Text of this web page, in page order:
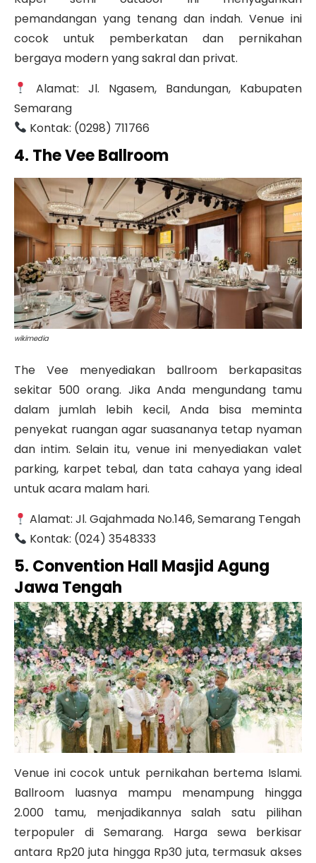
pemandangan yang tenang dan indah.Venue ini
cocok untuk pemberkatan dan pernikahan
bergaya modern yang sakral dan privat.
Alamat: Jl. Ngasem, Bandungan, Kabupaten
Semarang
Kontak: (0298) 711766
4. The Vee Ballroom
wikimedia
The Vee menyediakan ballroom berkapasitas
sekitar 500 orang. Jika Anda mengundang tamu
dalam jumlah lebih kecil, Anda bisa meminta
penyekat ruangan agar suasananya tetap nyaman
dan intim.Selain itu, venue ini menyediakan valet
parking, karpet tebal, dan tata cahaya yang ideal
untuk acara malam hari.
Alamat: Jl. Gajahmada No.146, Semarang Tengah
Kontak: (024) 3548333
5. Convention Hall Masjid Agung
Jawa Tengah
Venue ini cocok untuk pernikahan bertema Islami.
Ballroom luasnya mampu menampung hingga
2.000 tamu, menjadikannya salah satu pilihan
terpopuler di Semarang. Harga sewa berkisar
antara Rp20 juta hingga Rp30 juta, termasuk akses